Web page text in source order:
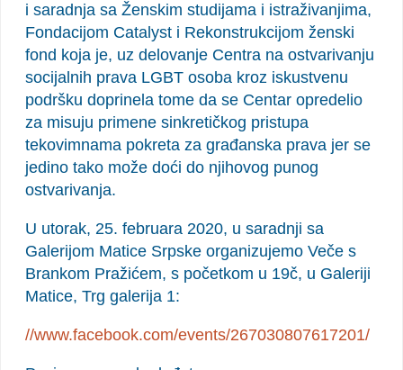
i saradnja sa Ženskim studijama i istraživanjima,
Fondacijom Catalyst i Rekonstrukcijom ženski
fond koja je, uz delovanje Centra na ostvarivanju
socijalnih prava LGBT osoba kroz iskustvenu
podršku doprinela tome da se Centar opredelio
za misuju primene sinkretičkog pristupa
tekovimnama pokreta za građanska prava jer se
jedino tako može doći do njihovog punog
ostvarivanja.
U utorak, 25. februara 2020, u saradnji sa
Galerijom Matice Srpske organizujemo Veče s
Brankom Pražićem, s početkom u 19č, u Galeriji
Matice, Trg galerija 1:
//www.facebook.com/events/267030807617201/